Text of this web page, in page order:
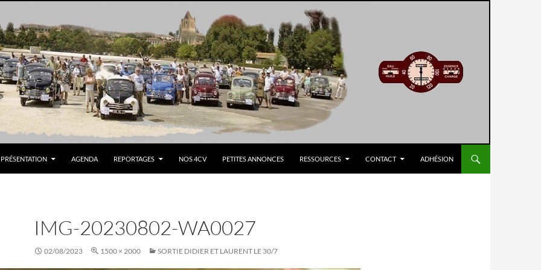
PRÉSENTATION AGENDA REPORTAGES NOS 4CV PETITES ANNONCES RESSOURCES CONTACT ADHÉSION
IMG-20230802-WA0027
02/08/2023 1500 × 2000 SORTIE DIDIER ET LAURENT LE 30/7